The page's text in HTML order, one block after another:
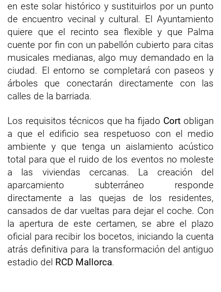
en este solar histórico y sustituirlos por un punto
de encuentro vecinal y cultural. El Ayuntamiento
quiere que el recinto sea flexible y que Palma
cuente por fin con un pabellón cubierto para citas
musicales medianas, algo muy demandado en la
ciudad. El entorno se completará con paseos y
árboles que conectarán directamente con las
calles de la barriada.
Los requisitos técnicos que ha fijado Cort obligan
a que el edificio sea respetuoso con el medio
ambiente y que tenga un aislamiento acústico
total para que el ruido de los eventos no moleste
a las viviendas cercanas. La creación del
aparcamiento subterráneo responde
directamente a las quejas de los residentes,
cansados de dar vueltas para dejar el coche. Con
la apertura de este certamen, se abre el plazo
oficial para recibir los bocetos, iniciando la cuenta
atrás definitiva para la transformación del antiguo
estadio del RCD Mallorca.